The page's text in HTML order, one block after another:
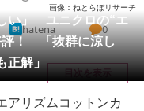
い」 ユニクロの“エ
評！ 「抜群に涼し
正解」
画像：ねとらぼリサーチ
hatena 0
目次を表示
リズムコットンカ